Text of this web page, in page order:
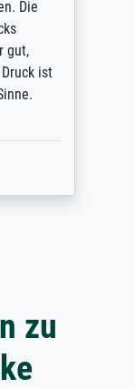
Die
gut,
ist
zu